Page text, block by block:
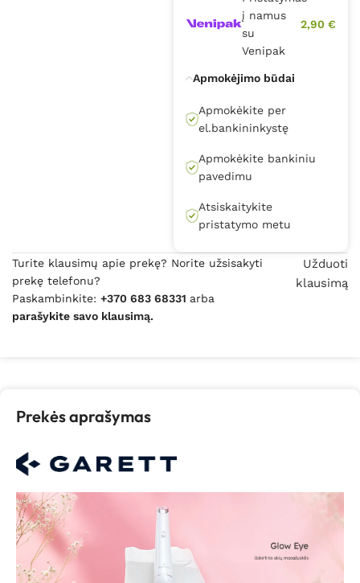
į namus
su
Venipak
2,90 €
Apmokėjimo būdai
Apmokėkite per
el.bankininkystę
Apmokėkite bankiniu
pavedimu
Atsiskaitykite
pristatymo metu
Turite klausimų apie prekę? Norite užsisakyti
prekę telefonu?
Paskambinkite: +370 683 68331 arba
parašykite savo klausimą.
Užduoti
klausimą
Prekės aprašymas